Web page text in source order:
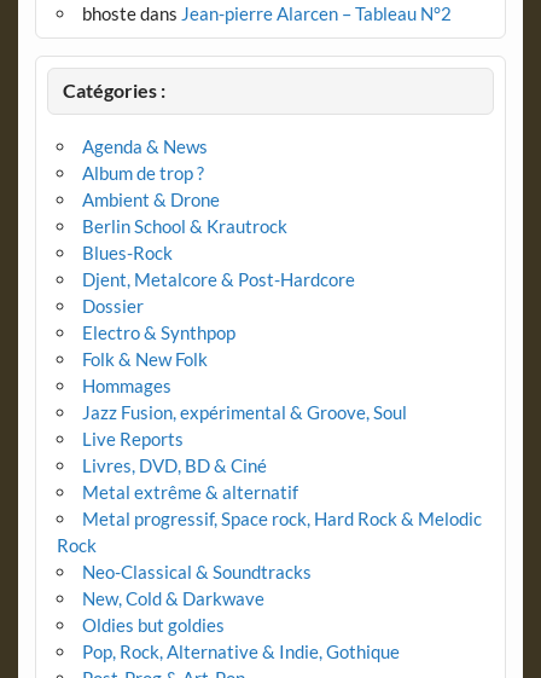
bhostedans Jean-pierre Alarcen – Tableau N°2
Catégories :
Agenda & News
Album de trop ?
Ambient & Drone
Berlin School & Krautrock
Blues-Rock
Djent, Metalcore & Post-Hardcore
Dossier
Electro & Synthpop
Folk & New Folk
Hommages
Jazz Fusion, expérimental & Groove, Soul
Live Reports
Livres, DVD, BD & Ciné
Metal extrême & alternatif
Metal progressif, Space rock, Hard Rock & Melodic
Rock
Neo-Classical & Soundtracks
New, Cold & Darkwave
Oldies but goldies
Pop, Rock, Alternative & Indie, Gothique